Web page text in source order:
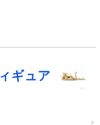
ギュア